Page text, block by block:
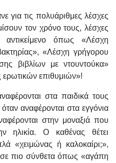
για τις πολυάριθμες λέσχες
τον χρόνο τους, λέσχες
όπως «Λέσχη
«Λέσχη γρήγορου
βιβλίων με ντουντούκα»
ερωτικών επιθυμιών»!
στα παιδικά τους
αναφέρονται στα εγγόνια
στην μοναξιά που
ηλικία. Ο καθένας θέτει
«χειμώνας ή καλοκαίρι;»,
πιο σύνθετα όπως «αγάπη